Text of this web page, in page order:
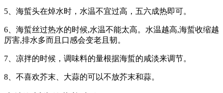
5、海蜇头在焯水时，水温不宜过高，五六成热即可。
6、海蜇丝过热水的时候,水温不能太高。水温越高,海蜇收缩越
厉害,排水多而且口感会变老且韧。
7、凉拌的时候，调味料的量根据海蜇的咸淡来调节。
8、不喜欢芥末、大蒜的可以不放芥末和蒜。